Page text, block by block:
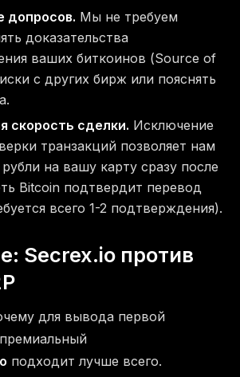
допросов. Мы не требуем
доказательства
ваших биткоинов (Source of
с других бирж или пояснять
скорость сделки. Исключение
транзакций позволяет нам
на вашу карту сразу после
Bitcoin подтвердит перевод
всего 1-2 подтверждения).
Secrex.io против
для вывода первой
подходит лучше всего.